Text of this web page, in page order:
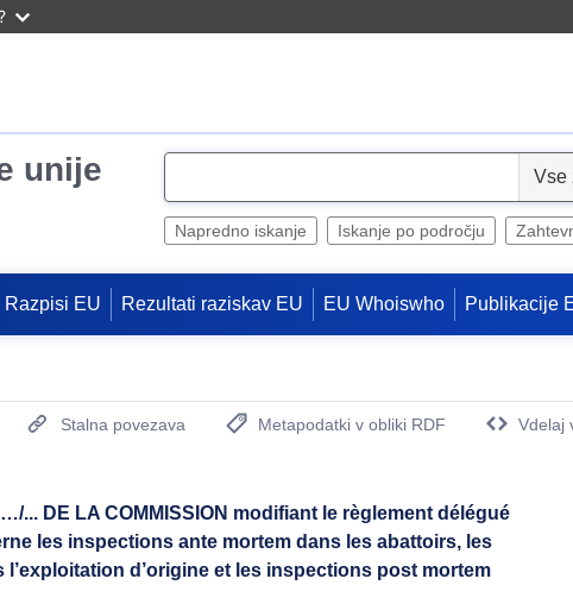
unije
e
Napredno iskanje Iskanje po področju
Razpisi EU Rezultati raziskav EU EU Whoiswho Publikacije
Stalna povezava
Metapodatki v obliki RDF
Vdelaj
... DE LA COMMISSION modifiant le règlement délégué
les inspections ante mortem dans les abattoirs, les
d’origine et les inspections post mortem